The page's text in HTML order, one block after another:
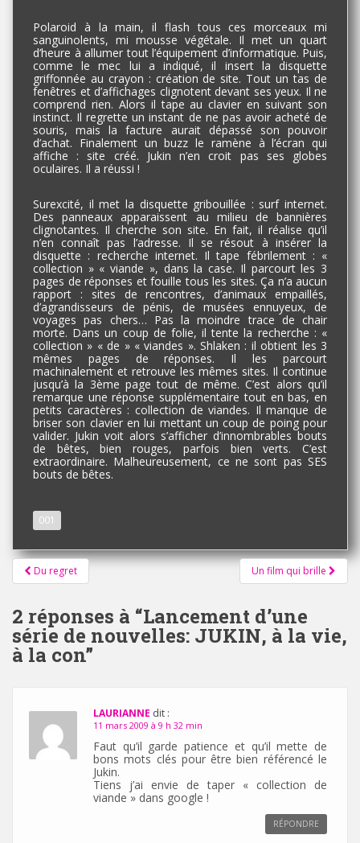
Polaroid à la main, il flash tous ces morceaux mi
sanguinolents, mi mousse végétale. Il met un quart
d’heure à allumer tout l’équipement d’informatique. Puis,
comme le mec lui a indiqué, il insert la disquette
griffonnée au crayon : création de site. Tout un tas de
fenêtres et d’affichages clignotent devant ses yeux. Il ne
comprend rien. Alors il tape au clavier en suivant son
instinct. Il regrette un instant de ne pas avoir acheté de
souris, mais la facture aurait dépassé son pouvoir
d’achat. Finalement un buzz le ramène à l’écran qui
affiche : site créé. Jukin n’en croit pas ses globes
oculaires. Il a réussi !
Surexcité, il met la disquette gribouillée : surf internet.
Des panneaux apparaissent au milieu de bannières
clignotantes. Il cherche son site. En fait, il réalise qu’il
n’en connaît pas l’adresse. Il se résout à insérer la
disquette : recherche internet. Il tape fébrilement : «
collection » « viande », dans la case. Il parcourt les 3
pages de réponses et fouille tous les sites. Ça n’a aucun
rapport : sites de rencontres, d’animaux empaillés,
d’agrandisseurs de pénis, de musées ennuyeux, de
voyages pas chers… Pas la moindre trace de chair
morte. Dans un coup de folie, il tente la recherche : «
collection » « de » « viandes ». Shlaken : il obtient les 3
mêmes pages de réponses. Il les parcourt
machinalement et retrouve les mêmes sites. Il continue
jusqu’à la 3ème page tout de même. C’est alors qu’il
remarque une réponse supplémentaire tout en bas, en
petits caractères : collection de viandes. Il manque de
briser son clavier en lui mettant un coup de poing pour
valider. Jukin voit alors s’afficher d’innombrables bouts
de bêtes, bien rouges, parfois bien verts. C’est
extraordinaire. Malheureusement, ce ne sont pas SES
bouts de bêtes.
001
Pagination
d'article
Du regret Un film qui brille
2 réponses à “Lancement d’une
série de nouvelles: JUKIN, à la vie,
à la con”
LAURIANNE dit :
11 mars 2009 à 9 h 32 min
Faut qu’il garde patience et qu’il mette de
bons mots clés pour être bien référencé le
Jukin.
Tiens j’ai envie de taper « collection de
viande » dans google !
RÉPONDRE